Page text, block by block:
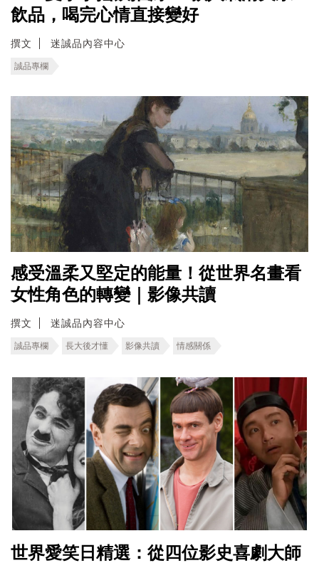
飲品，喝完心情直接變好
撰文 迷誠品內容中心
誠品專欄
感受溫柔又堅定的能量！從世界名畫看
女性角色的轉變｜影像共讀
撰文 迷誠品內容中心
誠品專欄 長大後才懂 影像共讀 情感關係
世界愛笑日精選：從四位影史喜劇大師